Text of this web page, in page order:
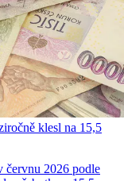
klesl na 15,5
červnu 2026 podle